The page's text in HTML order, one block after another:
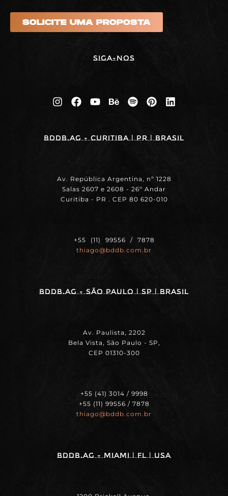
SOLICITE UMA PROPOSTA
Siga-nos
BDDB.ag - Curitiba | PR | BRASIL
Av. República Argentina, nº 1228
Salas 2607 e 2608 - 26º Andar
Curitiba - PR . CEP 80 620-010
+55 (11) 99556 / 7878
thiago@bddb.com.br
BDDB.ag - SÃO PAULO | SP | BRASIL
Av. Paulista, 2202
Bela Vista, São Paulo - SP,
CEP 01310-300
+55 (41) 3014 / 9998
+55 (11) 99556 / 7878
thiago@bddb.com.br
BDDB.ag - MIAMI | FL | USA